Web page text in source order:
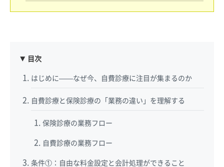
目次
はじめに——なぜ今、自費診療に注目が集まるのか
自費診療と保険診療の「業務の違い」を理解する
保険診療の業務フロー
自費診療の業務フロー
条件①：自由な料金設定と会計処理ができること